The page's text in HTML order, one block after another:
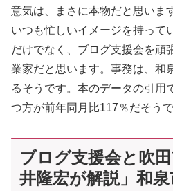
意気は、まさに本物だと思いま
いつも忙しいイメージを持って
だけでなく、ブログ支援会を頑
業家だと思います。事務は、和
るそうです。本のデータの引用
つ方が前年同月比117％だそうで
ブログ支援会と吹
井隆宏が解説」和